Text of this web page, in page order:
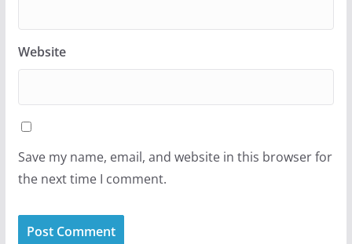
Website
Save my name, email, and website in this browser for
the next time I comment.